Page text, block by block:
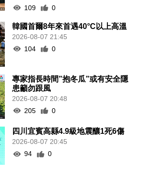
109
0
韓國首爾8年來首遇40°C以上高溫
2026-08-07 21:45
104
0
專家指長時間”抱冬瓜”或有安全隱
患籲勿跟風
2026-08-07 20:48
205
0
四川宜賓高縣4.9級地震釀1死6傷
2026-08-07 20:45
94
0